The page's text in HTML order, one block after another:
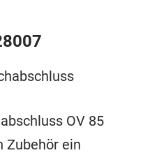
OV 85
Zubehör ein